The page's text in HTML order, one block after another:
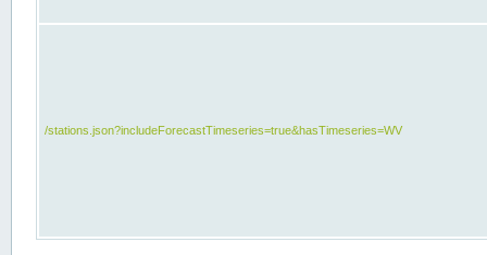
/stations.json?includeForecastTimeseries=true&hasTimeseries=WV